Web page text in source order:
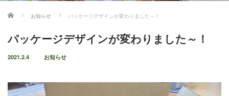
ホーム お知らせ パッケージデザインが変わりました～！
パッケージデザインが変わりました～！
2021.2.4 お知らせ